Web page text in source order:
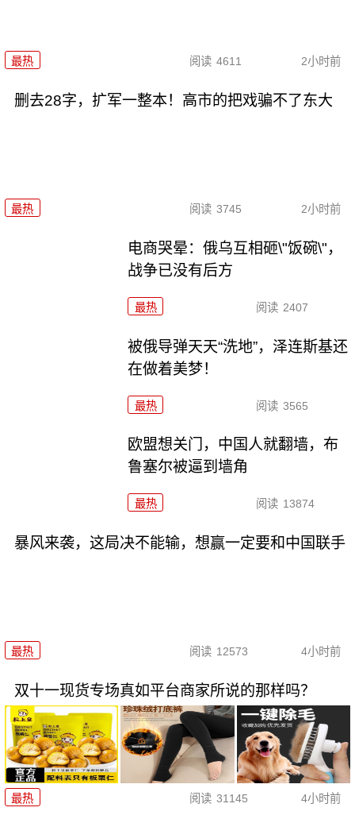
最热 阅读 4611 2小时前
删去28字，扩军一整本！高市的把戏骗不了东大
最热 阅读 3745 2小时前
电商哭晕：俄乌互相砸\"饭碗\"，
战争已没有后方
最热 阅读 2407
被俄导弹天天“洗地”，泽连斯基还
在做着美梦！
最热 阅读 3565
欧盟想关门，中国人就翻墙，布
鲁塞尔被逼到墙角
最热 阅读 13874
暴风来袭，这局决不能输，想赢一定要和中国联手
最热 阅读 12573 4小时前
双十一现货专场真如平台商家所说的那样吗？
最热 阅读 31145 4小时前